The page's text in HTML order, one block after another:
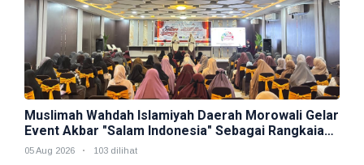
Muslimah Wahdah Islamiyah Daerah Morowali Gelar
Event Akbar "Salam Indonesia" Sebagai Rangkaian
Muktamar V
05 Aug 2026 103 dilihat